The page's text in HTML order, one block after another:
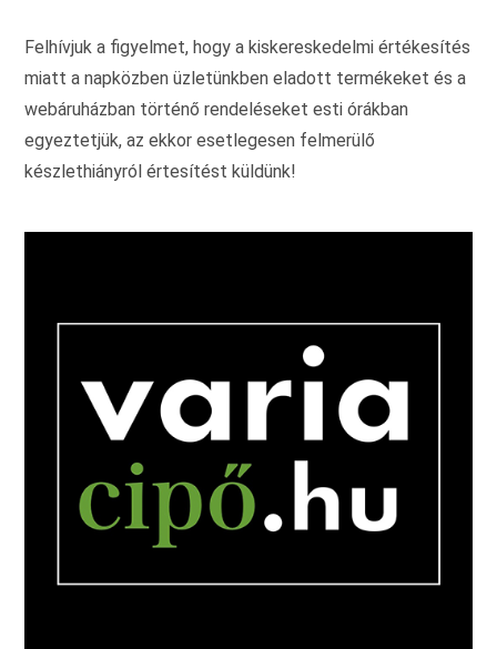
Felhívjuk a figyelmet, hogy a kiskereskedelmi értékesítés
miatt a napközben üzletünkben eladott termékeket és a
webáruházban történő rendeléseket esti órákban
egyeztetjük, az ekkor esetlegesen felmerülő
készlethiányról értesítést küldünk!